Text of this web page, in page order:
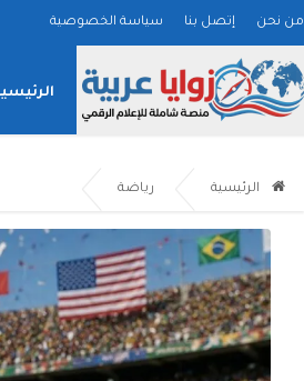
من نحن إتصل بنا سياسة الخصوصية
الرئيسية رياضة